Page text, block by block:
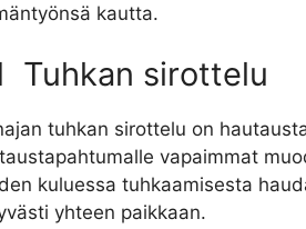
kautta.
Tuhkan sirottelu
tuhkan sirottelu on
vapaimmat
kuluessa tuhkaamisesta
yhteen paikkaan.